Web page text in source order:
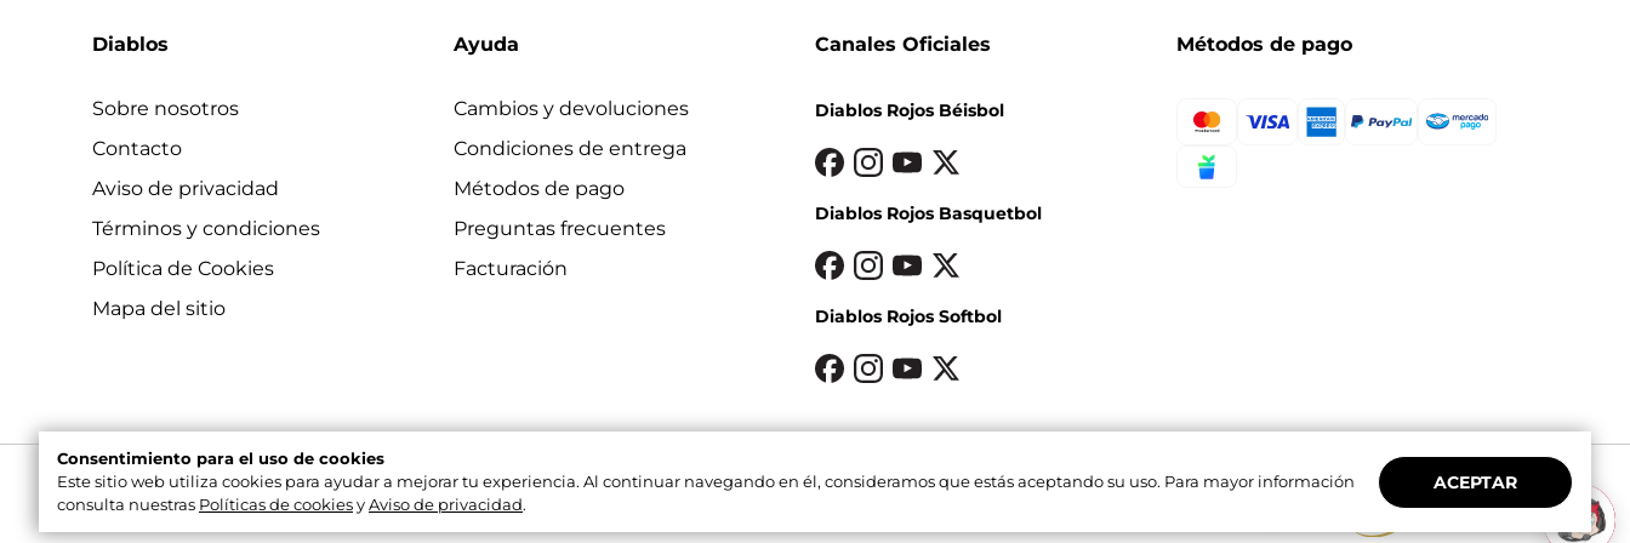
Diablos
Sobre nosotros
Contacto
Aviso de privacidad
Términos y condiciones
Política de Cookies
Mapa del sitio
Ayuda
Cambios y devoluciones
Condiciones de entrega
Métodos de pago
Preguntas frecuentes
Facturación
Canales Oficiales
Diablos Rojos Béisbol
Diablos Rojos Basquetbol
Diablos Rojos Softbol
Métodos de pago
© 2026 Diablos Rojos del México. Todos los derechos reservados.
Consentimiento para el uso de cookies
Este sitio web utiliza cookies para ayudar a mejorar tu experiencia. Al continuar navegando en él, consideramos que estás aceptando su uso. Para mayor información
consulta nuestras Políticas de cookies y Aviso de privacidad.
ACEPTAR